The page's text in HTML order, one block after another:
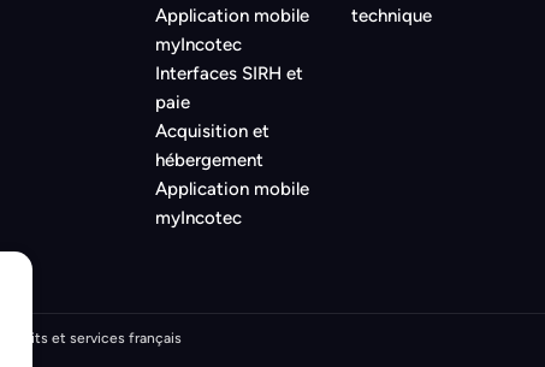
Application mobile
myIncotec
Interfaces SIRH et
paie
Acquisition et
hébergement
Application mobile
myIncotec
technique
Produits et services français